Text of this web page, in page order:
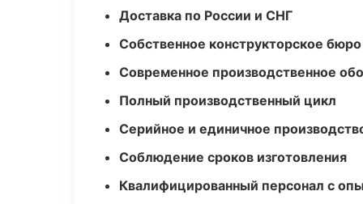
Доставка по России и СНГ
Собственное конструкторское бюро
Современное производственное
Полный производственный цикл
Серийное и единичное
Соблюдение сроков изготовления
Квалифицированный персонал с